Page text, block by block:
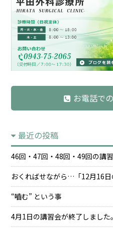
お電話で
最近の投稿
46回・47回・48回・49回の講習
おくればせながら…「12月16日
“嚙む” という事
4月1日の講習会が終了しました。